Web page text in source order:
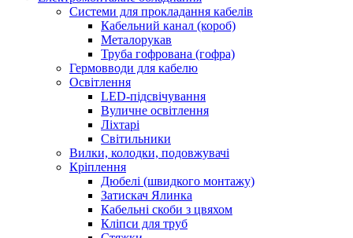
Системи для прокладання кабелів
Кабельний канал (короб)
Металорукав
Труба гофрована (гофра)
Гермовводи для кабелю
Освітлення
LED-підсвічування
Вуличне освітлення
Ліхтарі
Світильники
Вилки, колодки, подовжувачі
Кріплення
Дюбелі (швидкого монтажу)
Затискач Ялинка
Кабельні скоби з цвяхом
Кліпси для труб